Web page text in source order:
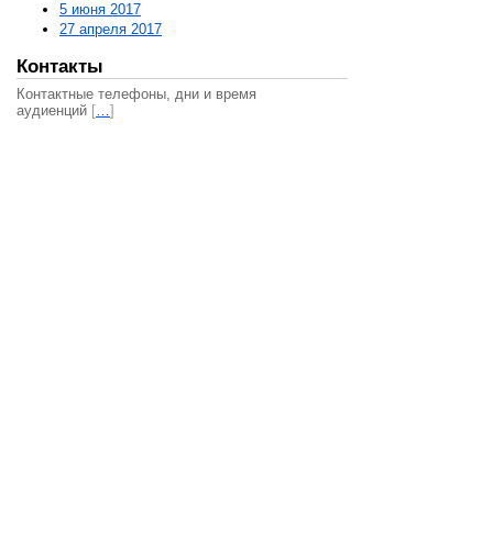
5 июня 2017
27 апреля 2017
Контакты
Контактные телефоны, дни и время
аудиенций […]